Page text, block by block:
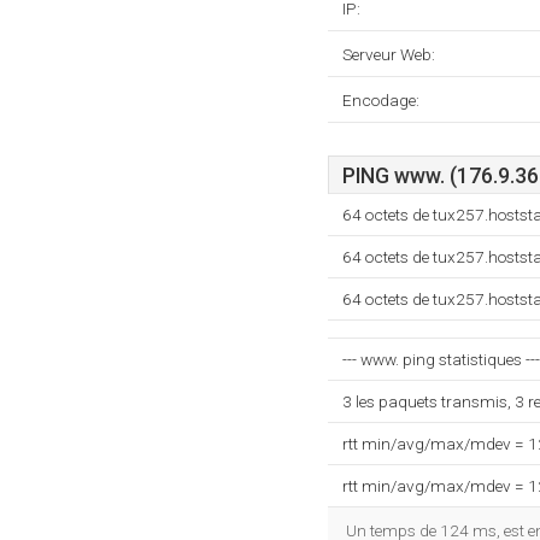
IP:
Serveur Web:
Encodage:
PING www.
64 octets de
64 octets de
64 octets de
--- www. ping statistiques ---
3 les paquets transmis, 3
rtt min/avg/max/mdev =
rtt min/avg/max/mdev =
Un temps de 124 ms, est